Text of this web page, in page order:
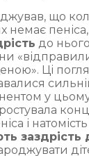
що
немає
до нього
«відправили
Ці
у
і
заздрість